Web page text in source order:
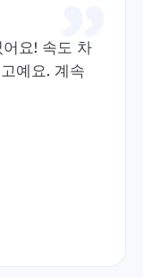
요! 속도 차
예요. 계속